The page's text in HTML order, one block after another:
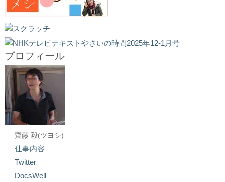
プロフィール
齋藤 毅(ツヨシ)
仕事内容
Twitter
DocsWell